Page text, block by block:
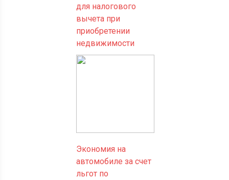
для налогового
вычета при
приобретении
недвижимости
Экономия на
автомобиле за счет
льгот по